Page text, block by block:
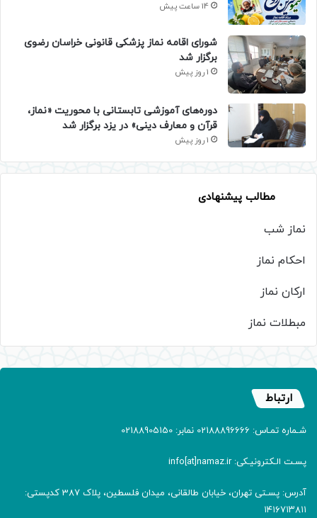
14 ساعت پیش
شورای اقامه نماز پزشکی قانونی خراسان رضوی
برگزار شد
1 روز پیش
دوره‌های آموزشی تابستانی با محوریت «نماز،
قرآن و معارف دینی» در یزد برگزار شد
1 روز پیش
مطالب پیشنهادی
نماز شب
احکام نماز
ارکان نماز
مبطلات نماز
ارتباط
شـماره تمـاس: 02188896666 نمابر: 02188905150
پسـت الـکترونیـکی: info[at]namaz.ir
آدرس: پسـتی تهران، خیابان طالقانی، میدان فلسطین، پلاک 387 کدپستی:
۱۴۱۶۷۱۳۸۱۱